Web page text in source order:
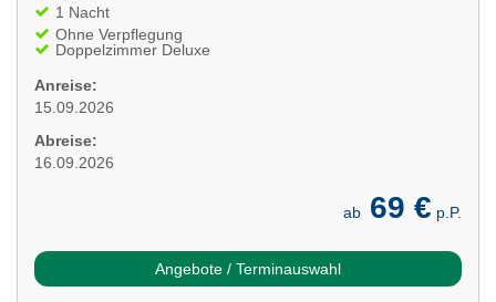
1 Nacht
Ohne Verpflegung
Doppelzimmer Deluxe
Anreise:
15.09.2026
Abreise:
16.09.2026
ab 69 € p.P.
Angebote / Terminauswahl